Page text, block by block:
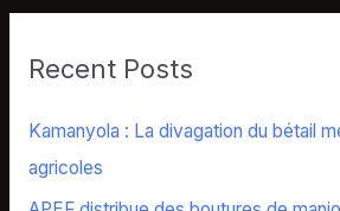
c
Recent Posts
Kamanyola : La divagation du bétail
agricoles